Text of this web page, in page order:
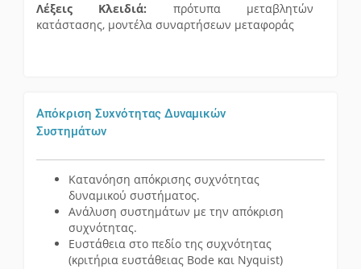
Λέξεις Κλειδιά: πρότυπα μεταβλητών
κατάστασης, μοντέλα συναρτήσεων μεταφοράς
Απόκριση Συχνότητας Δυναμικών
Συστημάτων
Κατανόηση απόκρισης συχνότητας
δυναμικού συστήματος.
Ανάλυση συστημάτων με την απόκριση
συχνότητας.
Ευστάθεια στο πεδίο της συχνότητας
(κριτήρια ευστάθειας Bode και Nyquist)